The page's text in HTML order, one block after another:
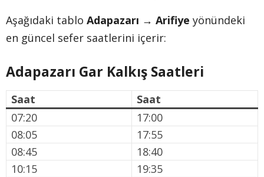
Aşağıdaki tablo Adapazarı → Arifiye yönündeki
en güncel sefer saatlerini içerir:
Adapazarı Gar Kalkış Saatleri
Saat
Saat
07:20
17:00
08:05
17:55
08:45
18:40
10:15
19:35